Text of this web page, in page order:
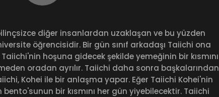
diğer insanlardan uzaklaşan ve bu yüzden
öğrencisidir. Bir gün sınıf arkadaşı Taiichi ona
hoşuna gidecek şekilde yemeğinin bir kısmını
oradan ayrılır. Taiichi daha sonra başkalarından
Kohei ile bir anlaşma yapar. Eğer Taiichi Kohei'nin
bir kısmını her gün yiyebilecektir. Taiichi